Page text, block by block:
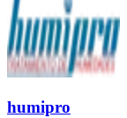
humipro